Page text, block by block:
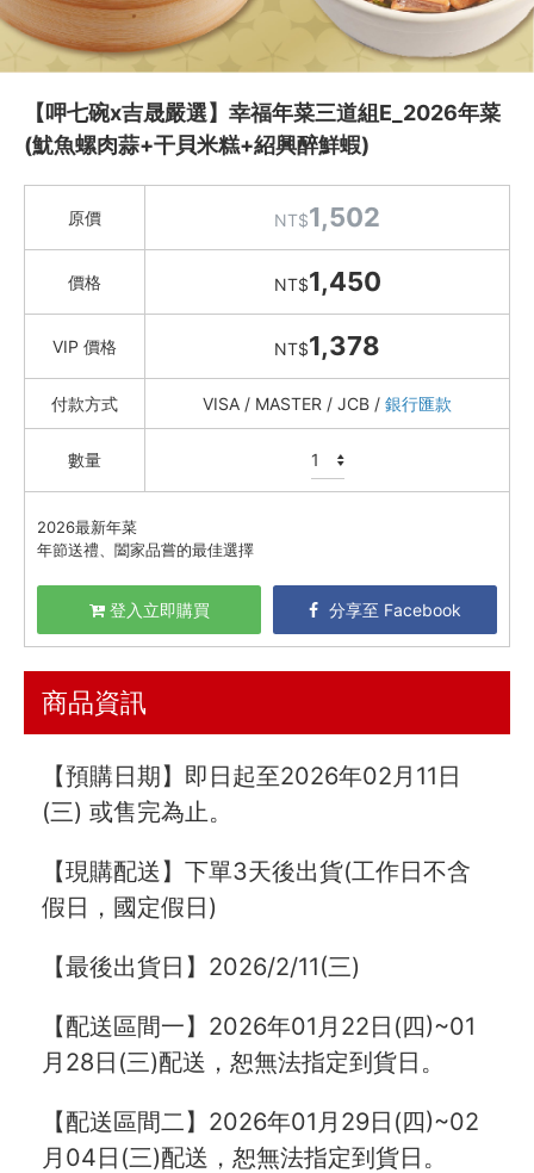
客服專線
服務信箱
聯絡我們
合作與廣告
媒體推薦與報導
資訊安全
服務條款
【呷七碗x吉晟嚴選】幸福年菜三道組E_2026年菜
(魷魚螺肉蒜+干貝米糕+紹興醉鮮蝦)
原價 NT$1,502
價格 NT$1,450
VIP 價格 NT$1,378
付款方式 VISA / MASTER / JCB / 銀行匯款
數量
2026最新年菜
年節送禮、闔家品嘗的最佳選擇
登入立即購買 分享至 Facebook
商品資訊
【預購日期】即日起至2026年02月11日
(三) 或售完為止。
【現購配送】下單3天後出貨(工作日不含
假日，國定假日)
【最後出貨日】2026/2/11(三)
【配送區間一】2026年01月22日(四)~01
月28日(三)配送，恕無法指定到貨日。
【配送區間二】2026年01月29日(四)~02
月04日(三)配送，恕無法指定到貨日。